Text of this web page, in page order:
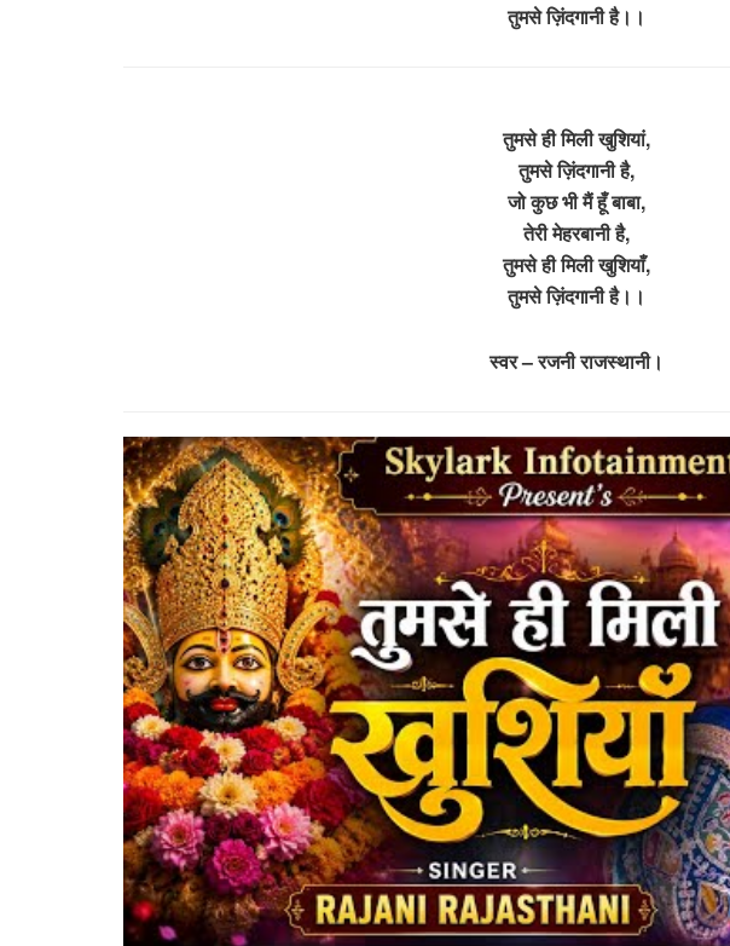
तुमसे ज़िंदगानी है।।
तुमसे ही मिली खुशियां,
तुमसे ज़िंदगानी है,
जो कुछ भी मैं हूँ बाबा,
तेरी मेहरबानी है,
तुमसे ही मिली खुशियाँ,
तुमसे ज़िंदगानी है।।
स्वर – रजनी राजस्थानी।